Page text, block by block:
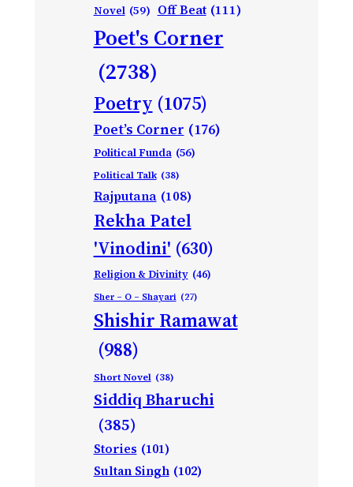
Novel (59) Off Beat (111)
Poet's Corner
(2738)
Poetry (1075)
Poet’s Corner (176)
Political Funda (56)
Political Talk (38)
Rajputana (108)
Rekha Patel
'Vinodini' (630)
Religion & Divinity (46)
Sher – O – Shayari (27)
Shishir Ramawat
(988)
Short Novel (38)
Siddiq Bharuchi
(385)
Stories (101)
Sultan Singh (102)